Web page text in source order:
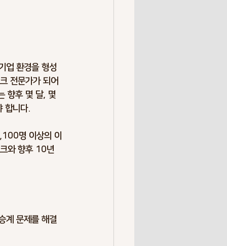
Society Resilience
업 환경을 형성
전문가가 되어
향후 몇 달, 몇
합니다.
명 이상의 이
와 향후 10년
계 문제를 해결